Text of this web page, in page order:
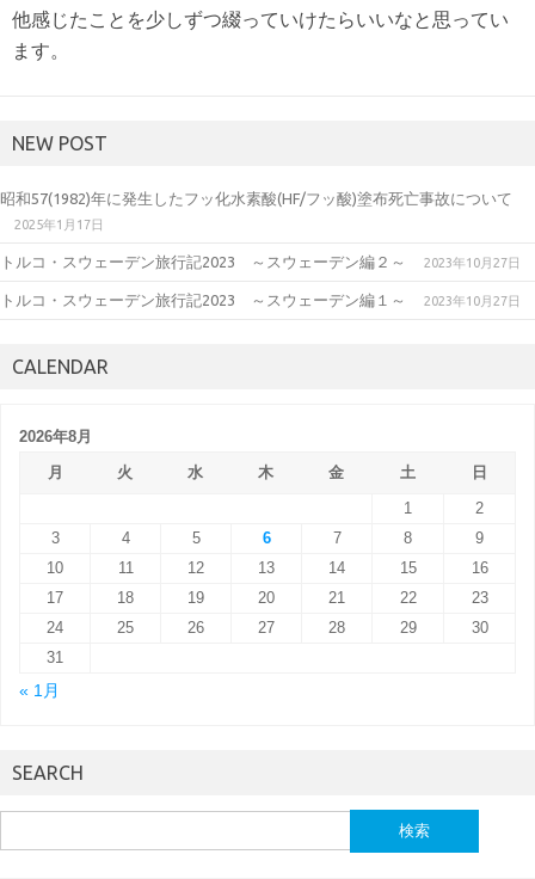
他感じたことを少しずつ綴っていけたらいいなと思ってい
ます。
NEW POST
昭和57(1982)年に発生したフッ化水素酸(HF/フッ酸)塗布死亡事故について
2025年1月17日
トルコ・スウェーデン旅行記2023 ～スウェーデン編２～ 2023年10月27日
トルコ・スウェーデン旅行記2023 ～スウェーデン編１～ 2023年10月27日
CALENDAR
2026年8月
月
火 水 木 金 土
日
1
2
3
4 5 6 7 8
9
10
11 12 13 14 15
16
17
18 19 20 21 22
23
24
25 26 27 28 29
30
31
« 1月
SEARCH
索: